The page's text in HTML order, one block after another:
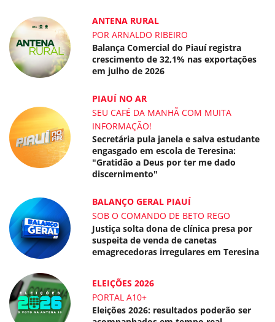
ANTENA RURAL
POR ARNALDO RIBEIRO
Balança Comercial do Piauí registra
crescimento de 32,1% nas exportações
em julho de 2026
PIAUÍ NO AR
SEU CAFÉ DA MANHÃ COM MUITA
INFORMAÇÃO!
Secretária pula janela e salva estudante
engasgado em escola de Teresina:
"Gratidão a Deus por ter me dado
discernimento"
BALANÇO GERAL PIAUÍ
SOB O COMANDO DE BETO REGO
Justiça solta dona de clínica presa por
suspeita de venda de canetas
emagrecedoras irregulares em Teresina
ELEIÇÕES 2026
PORTAL A10+
Eleições 2026: resultados poderão ser